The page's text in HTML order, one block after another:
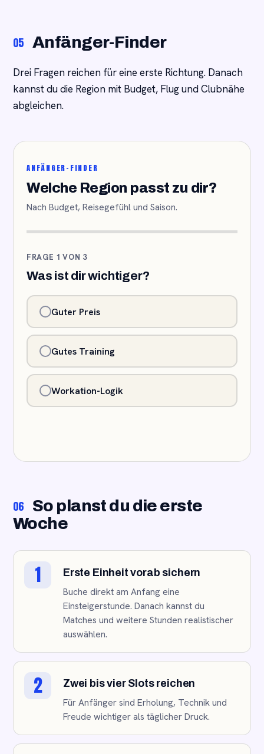
05 Anfänger-Finder
Drei Fragen reichen für eine erste Richtung. Danach
kannst du die Region mit Budget, Flug und Clubnähe
abgleichen.
ANFÄNGER-FINDER
Welche Region passt zu dir?
Nach Budget, Reisegefühl und Saison.
FRAGE 1 VON 3
Was ist dir wichtiger?
Guter Preis
Gutes Training
Workation-Logik
06
So planst du die erste
Woche
1 Erste Einheit vorab sichern
Buche direkt am Anfang eine
Einsteigerstunde. Danach kannst du
Matches und weitere Stunden realistischer
auswählen.
2 Zwei bis vier Slots reichen
Für Anfänger sind Erholung, Technik und
Freude wichtiger als täglicher Druck.